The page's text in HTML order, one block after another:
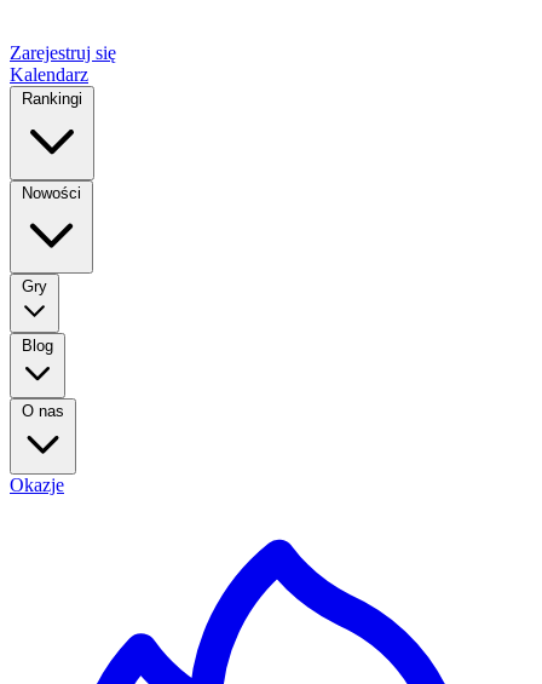
Zarejestruj się
Kalendarz
Rankingi
Nowości
Gry
Blog
O nas
Okazje